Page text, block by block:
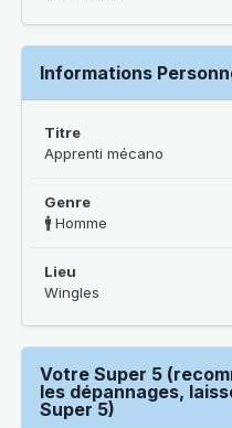
Informations
Titre
Apprenti mécano
Genre
🚹 Homme
Lieu
Wingles
Votre Super 5
les dépannages,
Super 5)